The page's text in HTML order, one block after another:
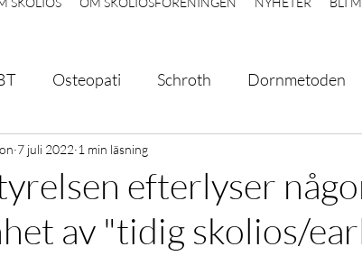
Osteopati Schroth Dornmetoden
Onlineföreläsning
Statsbidrag Träff Digital fika
efterlyser
av "tidig skolios/
7 juli 2022 1 min läsning